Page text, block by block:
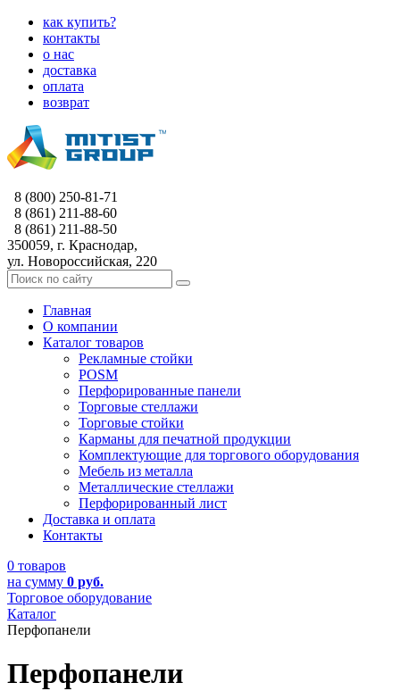
как купить?
контакты
о нас
доставка
оплата
возврат
8 (800) 250-81-71
8 (861) 211-88-60
8 (861) 211-88-50
350059, г. Краснодар,
ул. Новороссийская, 220
Главная
О компании
Каталог товаров
Рекламные стойки
POSM
Перфорированные панели
Торговые стеллажи
Торговые стойки
Карманы для печатной продукции
Комплектующие для торгового оборудования
Мебель из металла
Металлические стеллажи
Перфорированный лист
Доставка и оплата
Контакты
0 товаров
на сумму 0 руб.
Торговое оборудование
Каталог
Перфопанели
Перфопанели